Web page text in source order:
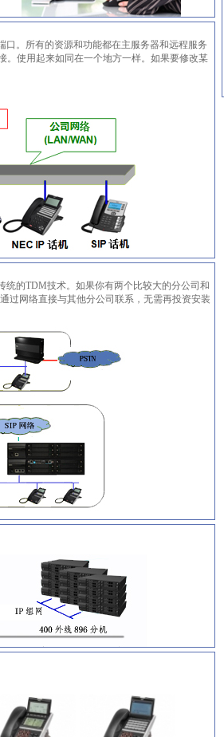
口。所有的资源和功能都在主服务器和远程服务
。使用起来如同在一个地方一样。如果要修改某
统的TDM技术。如果你有两个比较大的分公司和
过网络直接与其他分公司联系，无需再投资安装